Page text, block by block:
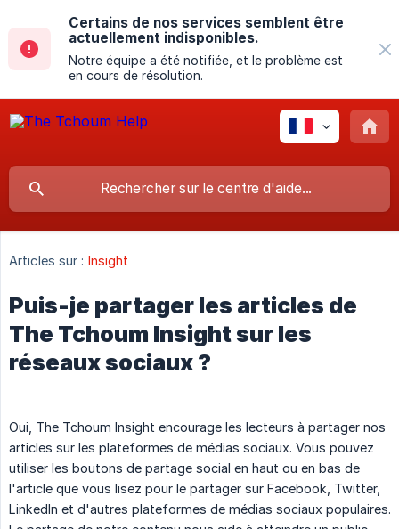
Certains de nos services semblent être
actuellement indisponibles.
Notre équipe a été notifiée, et le problème est
en cours de résolution.
Articles sur : Insight
Puis-je partager les articles de
The Tchoum Insight sur les
réseaux sociaux ?
Oui, The Tchoum Insight encourage les lecteurs à partager nos
articles sur les plateformes de médias sociaux. Vous pouvez
utiliser les boutons de partage social en haut ou en bas de
l'article que vous lisez pour le partager sur Facebook, Twitter,
LinkedIn et d'autres plateformes de médias sociaux populaires.